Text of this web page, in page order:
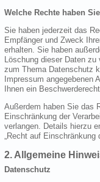
Welche Rechte haben
Sie haben jederzeit das
Empfänger und Zweck
erhalten. Sie haben
Löschung dieser Daten zu
zum Thema Datenschutz
Impressum angegebenen
Ihnen ein
Außerdem haben Sie das
Einschränkung der
verlangen. Details hierzu
„Recht auf Einschränkung
2. Allgemeine
Datenschutz